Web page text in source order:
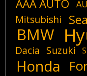
AAA AUTO
Mitsubishi
BMW
Dacia Suzuki
Honda